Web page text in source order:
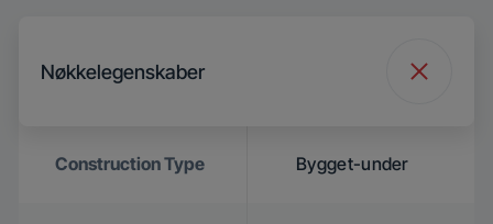
Nøkkelegenskaber
Construction Type Bygget-under